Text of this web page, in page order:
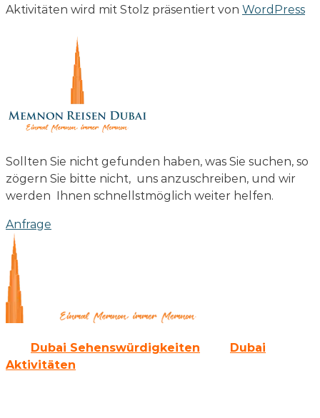
Aktivitäten wird mit Stolz präsentiert von WordPress
Sollten Sie nicht gefunden haben, was Sie suchen, so
zögern Sie bitte nicht, uns anzuschreiben, und wir
werden Ihnen schnellstmöglich weiter helfen.
Anfrage
Dubai Sehenswürdigkeiten
Dubai
Aktivitäten